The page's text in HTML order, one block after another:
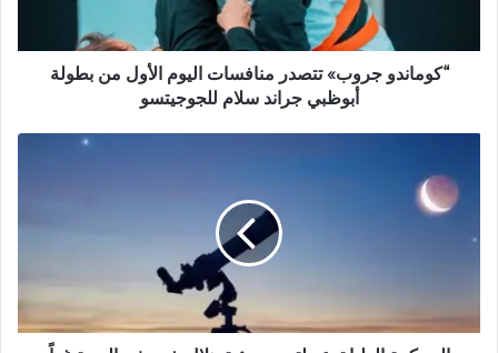
“كوماندو جروب» تتصدر منافسات اليوم الأول من بطولة
أبوظبي جراند سلام للجوجيتسو